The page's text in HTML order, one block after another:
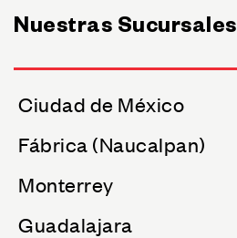
Nuestras Sucursales
Ciudad de México
Fábrica (Naucalpan)
Monterrey
Guadalajara